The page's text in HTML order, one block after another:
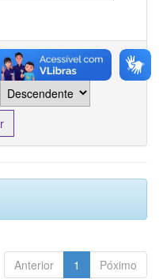
Ordenar registros por
Anterior 1 Póximo